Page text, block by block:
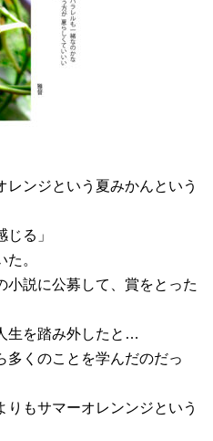
レンジという夏みかんという
る」
。
小説に公募して、賞をとった
生を踏み外したと…
多くのことを学んだのだっ
もサマーオレンンジという